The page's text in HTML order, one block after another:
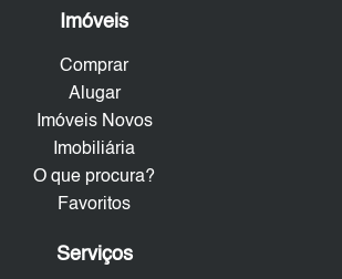
Imóveis
Comprar
Alugar
Imóveis Novos
Imobiliária
O que procura?
Favoritos
Serviços